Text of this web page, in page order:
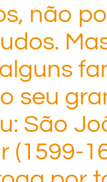
não
seu
São
(1599-